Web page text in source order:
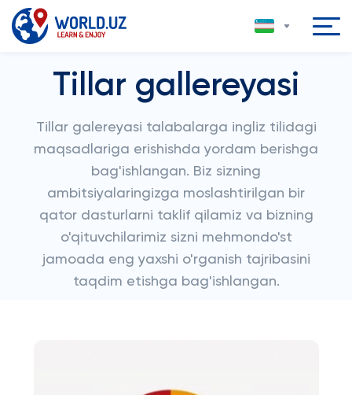
Tillar gallereyasi
Tillar galereyasi talabalarga ingliz tilidagi
maqsadlariga erishishda yordam berishga
bag'ishlangan. Biz sizning
ambitsiyalaringizga moslashtirilgan bir
qator dasturlarni taklif qilamiz va bizning
o'qituvchilarimiz sizni mehmondo'st
jamoada eng yaxshi o'rganish tajribasini
taqdim etishga bag'ishlangan.